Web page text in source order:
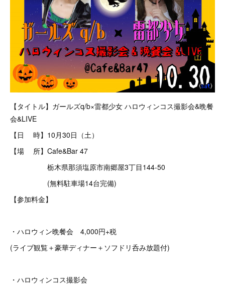
【タイトル】ガールズq/b×雷都少女 ハロウィンコス撮影会&晩餐
会&LIVE
【日 時】10月30日（土）
【場 所】Cafe&Bar 47
栃木県那須塩原市南郷屋3丁目144-50
(無料駐車場14台完備)
【参加料金】
・ハロウィン晩餐会 4,000円+税
(ライブ観覧＋豪華ディナー＋ソフドリ呑み放題付)
・ハロウィンコス撮影会